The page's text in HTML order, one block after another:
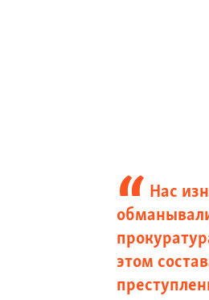
Нас
этом